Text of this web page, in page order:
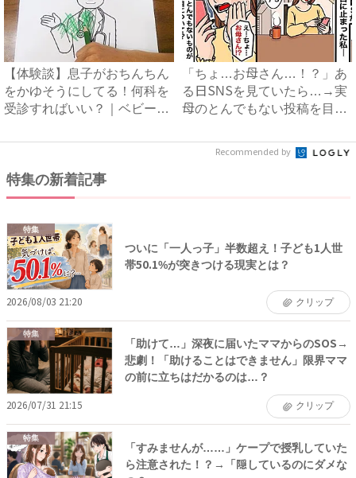
【体験談】息子がおちんちん
をかゆそうにしてる！何科を
受診すればいい？｜ベビーカ
「ちょ…お母さん…！？」あ
る日SNSを見ていたら…→実
母のとんでもない投稿を目
Recommended by
特集の新着記事
特集
ついに「一人っ子」半数超え！子ども1人世
帯50.1%が突きつける現実とは？
2026/08/03 21:20 クリップ
特集
「助けて…」深夜に届いたママからのSOS→
悲劇！「助けることはできません」限界ママ
の前に立ちはだかるのは…？
2026/07/31 21:15 クリップ
特集
「すみませんが……」ケープで授乳していた
ら注意された！？→「隠しているのにダメな